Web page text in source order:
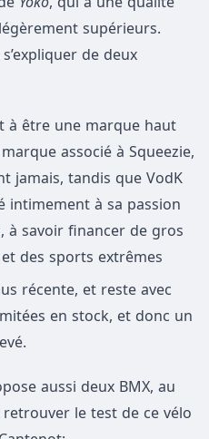
supérieurs.
de deux
à être une marque haut
associé à Squeezie,
jamais, tandis que VodK
intimement à sa passion
à savoir financer de gros
des sports extrêmes
récente, et reste avec
en stock, et donc un
aussi deux BMX, au
le test de ce vélo